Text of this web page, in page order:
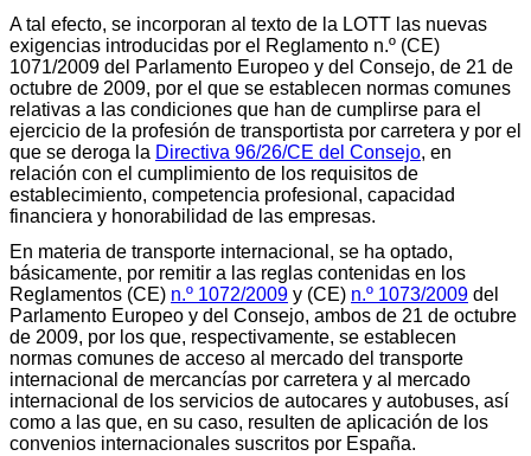
A tal efecto, se incorporan al texto de la LOTT las nuevas
exigencias introducidas por el Reglamento n.º (CE)
1071/2009 del Parlamento Europeo y del Consejo, de 21 de
octubre de 2009, por el que se establecen normas comunes
relativas a las condiciones que han de cumplirse para el
ejercicio de la profesión de transportista por carretera y por el
que se deroga la Directiva 96/26/CE del Consejo, en
relación con el cumplimiento de los requisitos de
establecimiento, competencia profesional, capacidad
financiera y honorabilidad de las empresas.
En materia de transporte internacional, se ha optado,
básicamente, por remitir a las reglas contenidas en los
Reglamentos (CE) n.º 1072/2009 y (CE) n.º 1073/2009 del
Parlamento Europeo y del Consejo, ambos de 21 de octubre
de 2009, por los que, respectivamente, se establecen
normas comunes de acceso al mercado del transporte
internacional de mercancías por carretera y al mercado
internacional de los servicios de autocares y autobuses, así
como a las que, en su caso, resulten de aplicación de los
convenios internacionales suscritos por España.